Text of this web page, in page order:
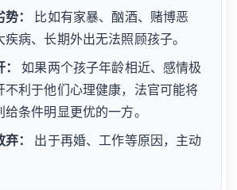
：
比如有家暴、酗酒、赌博恶
疾病、长期外出无法照顾孩子。
如果两个孩子年龄相近、感情极
不利于他们心理健康，法官可能将
条件明显更优的一方。
：
出于再婚、工作等原因，主动